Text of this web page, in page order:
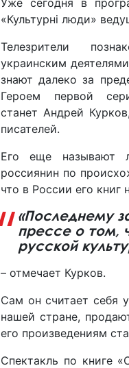
«Культурні люди»
Телезрители
украинским
знают далеко за
Героем первой
станет Андрей
писателей.
Его еще называют
россиянин по
что в России его книг
«Последнему
прессе о том,
русской
– отмечает Курков.
Сам он считает себя
нашей стране,
его произведениям
Спектакль по книге